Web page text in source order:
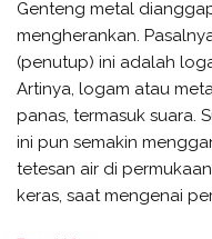
Genteng metal
mengherankan.
(penutup) ini adalah
Artinya, logam atau
panas, termasuk suara.
ini pun semakin
tetesan air di
keras, saat mengenai